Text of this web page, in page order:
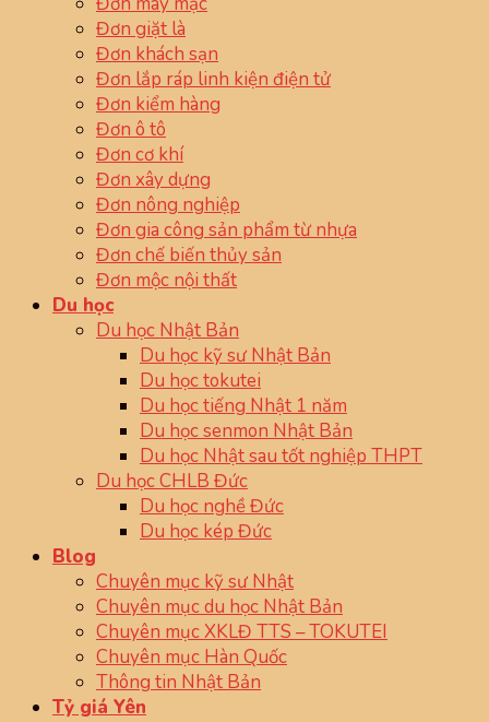
Đơn giặt là
Đơn khách sạn
Đơn lắp ráp linh kiện điện tử
Đơn kiểm hàng
Đơn ô tô
Đơn cơ khí
Đơn xây dựng
Đơn nông nghiệp
Đơn gia công sản phẩm từ nhựa
Đơn chế biến thủy sản
Đơn mộc nội thất
Du học
Du học Nhật Bản
Du học kỹ sư Nhật Bản
Du học tokutei
Du học tiếng Nhật 1 năm
Du học senmon Nhật Bản
Du học Nhật sau tốt nghiệp THPT
Du học CHLB Đức
Du học nghề Đức
Du học kép Đức
Blog
Chuyên mục kỹ sư Nhật
Chuyên mục du học Nhật Bản
Chuyên mục XKLĐ TTS – TOKUTEI
Chuyên mục Hàn Quốc
Thông tin Nhật Bản
Tỷ giá Yên